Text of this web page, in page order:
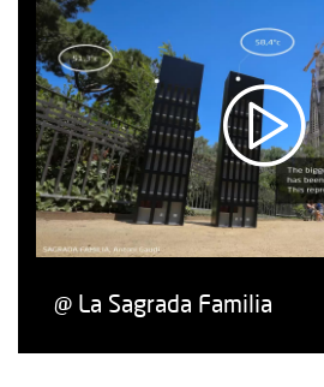
@ La Sagrada Familia